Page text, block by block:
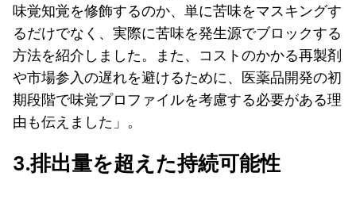
味覚知覚を修飾するのか、単に苦味をマスキングす
るだけでなく、実際に苦味を発生源でブロックする
方法を紹介しました。また、コストのかかる再製剤
や市場参入の遅れを避けるために、医薬品開発の初
期段階で味覚プロファイルを考慮する必要がある理
由も伝えました」。
3.排出量を超えた持続可能性